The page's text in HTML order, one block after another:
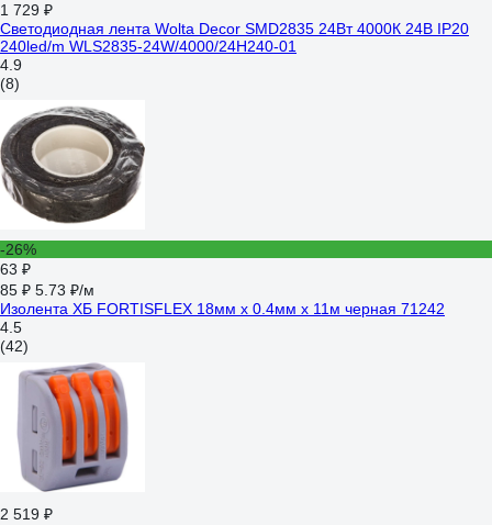
1 729 ₽
Светодиодная лента Wolta Decor SMD2835 24Вт 4000К 24В IP20
240led/m WLS2835-24W/4000/24H240-01
4.9
(8)
-26%
63 ₽
85 ₽ 5.73 ₽/м
Изолента ХБ FORTISFLEX 18мм х 0.4мм х 11м черная 71242
4.5
(42)
2 519 ₽